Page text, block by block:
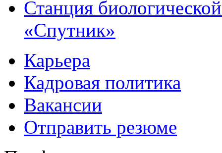
Станция
«Спутник»
Карьера
Кадровая политика
Вакансии
Отправить резюме